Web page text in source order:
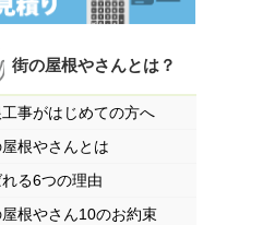
街の屋根やさんとは？
事がはじめての方へ
根やさんとは
る6つの理由
根やさん10のお約束